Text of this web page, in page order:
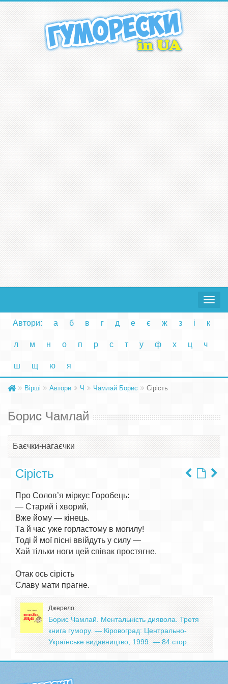
Toggle
Автори: а б в г д е є ж з і к
л м н о п р с т у ф х ц ч
ш щ ю я
Вірші Автори Ч Чамлай Борис Сірість
Борис Чамлай
Баєчки-нагаєчки
Сірість
Про Солов’я міркує Горобець:
— Старий і хворий,
Вже йому — кінець.
Та й час уже горластому в могилу!
Тоді й мої пісні ввійдуть у силу —
Хай тільки ноги цей співак простягне.
Отак ось сірість
Джерело:
Борис Чамлай. Ментальність диявола. Третя
книга гумору. — Кіровоград: Центрально-
Українське видавництво, 1999. — 84 стор.